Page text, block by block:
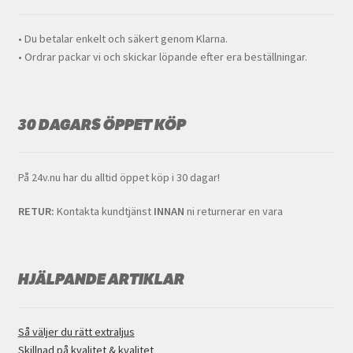
• Du betalar enkelt och säkert genom Klarna.
• Ordrar packar vi och skickar löpande efter era beställningar.
30 DAGARS ÖPPET KÖP
På 24v.nu har du alltid öppet köp i 30 dagar!
RETUR: Kontakta kundtjänst INNAN ni returnerar en vara
HJÄLPANDE ARTIKLAR
Så väljer du rätt extraljus
Skillnad på kvalitet & kvalitet